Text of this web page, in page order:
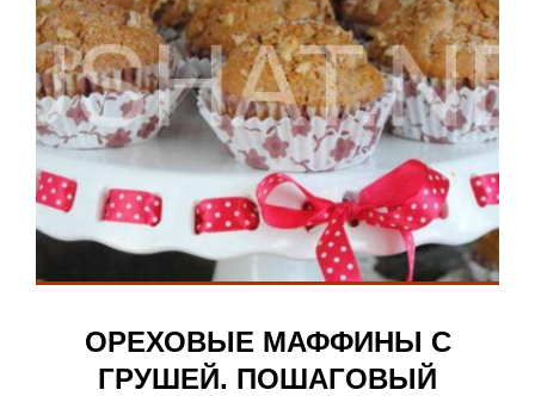
ОРЕХОВЫЕ МАФФИНЫ С
ГРУШЕЙ. ПОШАГОВЫЙ